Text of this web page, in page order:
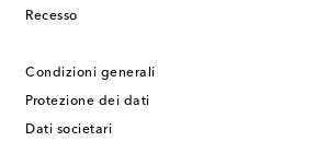
Recesso
Condizioni generali
Protezione dei dati
Dati societari